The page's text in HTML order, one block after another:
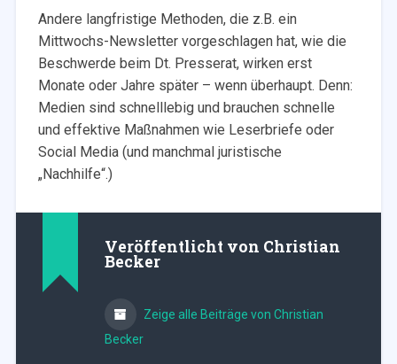
Andere langfristige Methoden, die z.B. ein
Mittwochs-Newsletter vorgeschlagen hat, wie die
Beschwerde beim Dt. Presserat, wirken erst
Monate oder Jahre später – wenn überhaupt. Denn:
Medien sind schnelllebig und brauchen schnelle
und effektive Maßnahmen wie Leserbriefe oder
Social Media (und manchmal juristische
„Nachhilfe“.)
Veröffentlicht von Christian
Becker
Zeige alle Beiträge von Christian
Becker